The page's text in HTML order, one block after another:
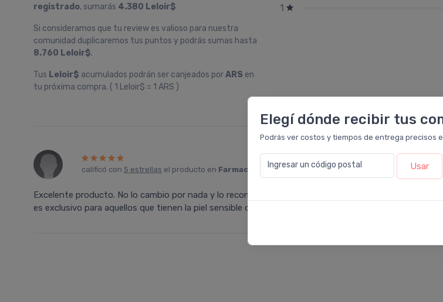
Elegí dónde recibir tus
Podrás ver costos y tiempos de entrega precisos
Ingresar un código postal Usar
registrado, sumarás 4.380 Leloir$
Si consideramos que tu review es valioso para nuestra
comunidad duplicaremos tus puntos y podrás sumas hasta
8.760 Leloir$.
Tus Leloir$ acumulados podrán ser canjeados porARS en
tu próxima compra. ( 1 Leloir$ = 1 ARS )
1
calificó con 5 estrellas el producto en Farmacia Leloir .
Excelente producto. No lo cambio por nada y lo recomiendo. Buena calidad. No te deja la piel grasosa y
es exclusivo para aquellos que tienen la piel sensible como yo.